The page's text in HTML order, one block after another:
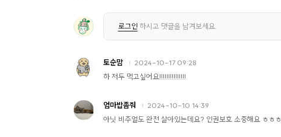
로그인 하시고 댓글을 남겨보세요.
토순맘 2024-10-17 09:28
하 저두 먹고싶어요!!!!!!!!!!!!!!!
엄마밥좀줘 2024-10-10 14:39
아닛 비주얼도 완전 살아있는데요? 인권보호 소중해요 ㅎㅎㅎ